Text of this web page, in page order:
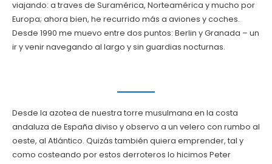
Desde la azotea de nuestra torre musulmana en la costa
andaluza de España diviso y observo a un velero con rumbo al
oeste, al Atlántico. Quizás también quiera emprender, tal y
como costeando por estos derroteros lo hicimos Peter
viajando: a traves de Suramérica, Norteamérica y mucho por
Europa; ahora bien, he recurrido más a aviones y coches.
Desde 1990 me muevo entre dos puntos: Berlin y Granada – un
ir y venir navegando al largo y sin guardias nocturnas.